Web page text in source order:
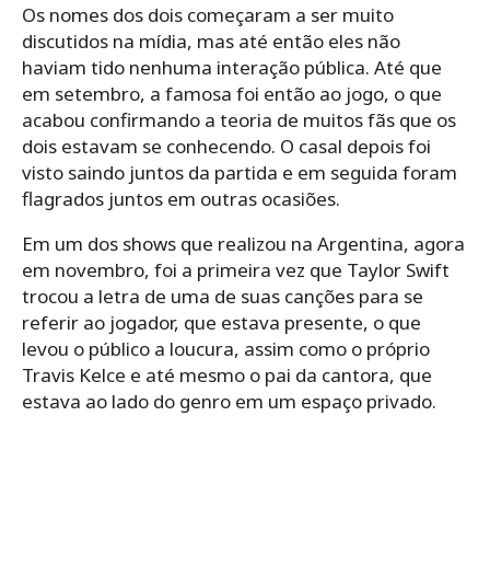
Os nomes dos dois começaram a ser muito
discutidos na mídia, mas até então eles não
haviam tido nenhuma interação pública. Até que
em setembro, a famosa foi então ao jogo, o que
acabou confirmando a teoria de muitos fãs que os
dois estavam se conhecendo. O casal depois foi
visto saindo juntos da partida e em seguida foram
flagrados juntos em outras ocasiões.
Em um dos shows que realizou na Argentina, agora
em novembro, foi a primeira vez que Taylor Swift
trocou a letra de uma de suas canções para se
referir ao jogador, que estava presente, o que
levou o público a loucura, assim como o próprio
Travis Kelce e até mesmo o pai da cantora, que
estava ao lado do genro em um espaço privado.